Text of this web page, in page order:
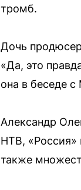
тромб.
Дочь
«Да, это
она в беседе с
Александр
НТВ,
также